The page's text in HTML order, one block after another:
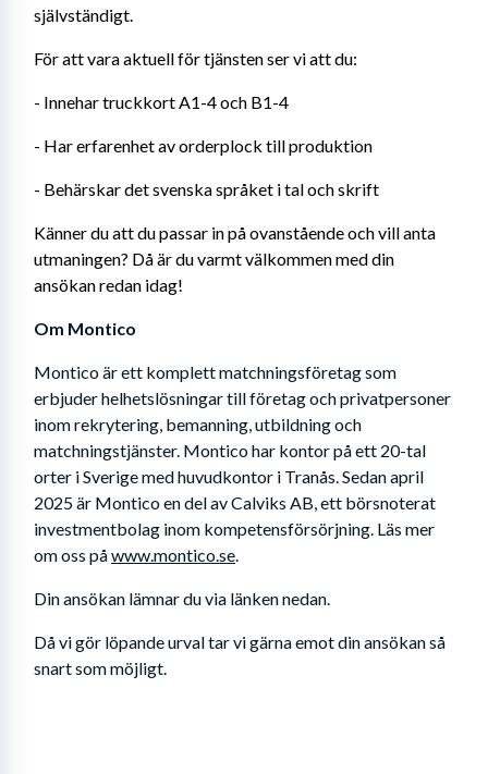
självständigt.
För att vara aktuell för tjänsten ser vi att du:
- Innehar truckkort A1-4 och B1-4
- Har erfarenhet av orderplock till produktion
- Behärskar det svenska språket i tal och skrift
Känner du att du passar in på ovanstående och vill anta
utmaningen? Då är du varmt välkommen med din
ansökan redan idag!
Om Montico
Montico är ett komplett matchningsföretag som
erbjuder helhetslösningar till företag och privatpersoner
inom rekrytering, bemanning, utbildning och
matchningstjänster. Montico har kontor på ett 20-tal
orter i Sverige med huvudkontor i Tranås. Sedan april
2025 är Montico en del av Calviks AB, ett börsnoterat
investmentbolag inom kompetensförsörjning. Läs mer
om oss på www.montico.se.
Din ansökan lämnar du via länken nedan.
Då vi gör löpande urval tar vi gärna emot din ansökan så
snart som möjligt.